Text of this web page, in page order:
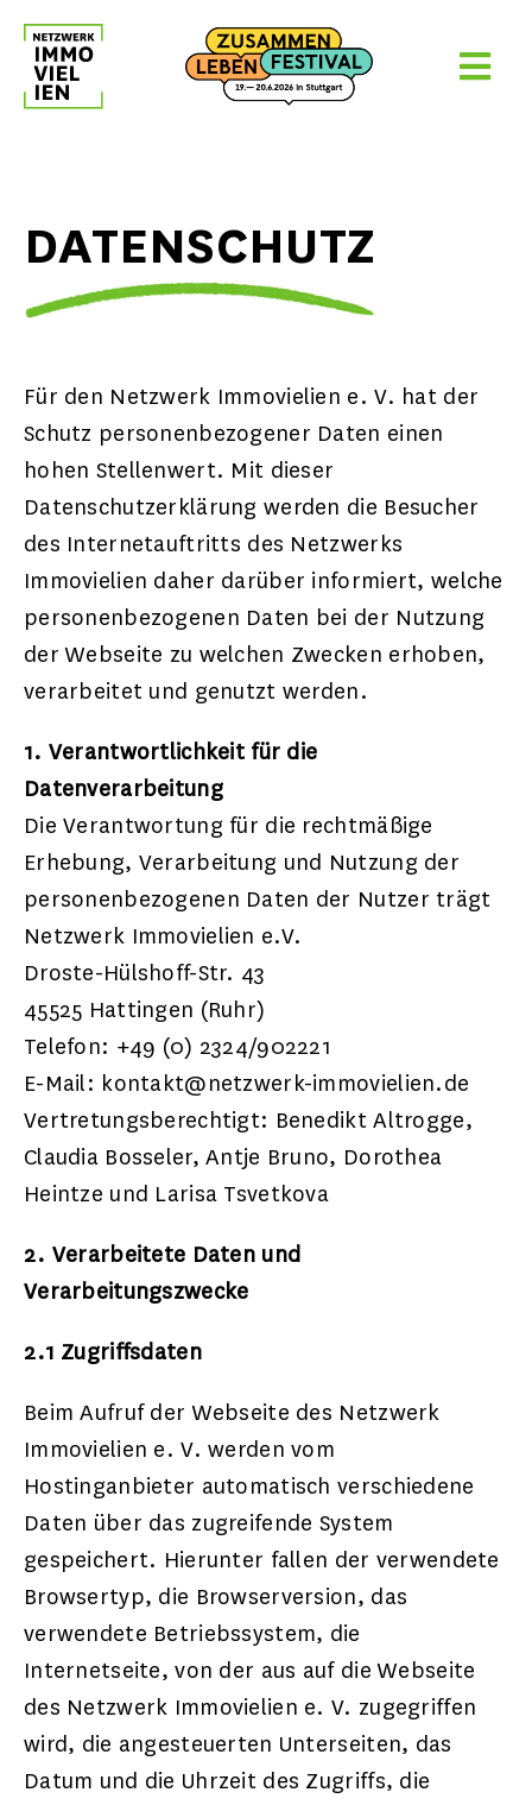
content
DATENSCHUTZ
Für den Netzwerk Immovielien e. V. hat der
Schutz personenbezogener Daten einen
hohen Stellenwert. Mit dieser
Datenschutzerklärung werden die Besucher
des Internetauftritts des Netzwerks
Immovielien daher darüber informiert, welche
personenbezogenen Daten bei der Nutzung
der Webseite zu welchen Zwecken erhoben,
verarbeitet und genutzt werden.
1. Verantwortlichkeit für die
Datenverarbeitung
Die Verantwortung für die rechtmäßige
Erhebung, Verarbeitung und Nutzung der
personenbezogenen Daten der Nutzer trägt
Netzwerk Immovielien e.V.
Droste-Hülshoff-Str. 43
45525 Hattingen (Ruhr)
Telefon: +49 (0) 2324/902221
E-Mail: kontakt@netzwerk-immovielien.de
Vertretungsberechtigt: Benedikt Altrogge,
Claudia Bosseler, Antje Bruno, Dorothea
Heintze und Larisa Tsvetkova
2. Verarbeitete Daten und
Verarbeitungszwecke
2.1 Zugriffsdaten
Beim Aufruf der Webseite des Netzwerk
Immovielien e. V. werden vom
Hostinganbieter automatisch verschiedene
Daten über das zugreifende System
gespeichert. Hierunter fallen der verwendete
Browsertyp, die Browserversion, das
verwendete Betriebssystem, die
Internetseite, von der aus auf die Webseite
des Netzwerk Immovielien e. V. zugegriffen
wird, die angesteuerten Unterseiten, das
Datum und die Uhrzeit des Zugriffs, die